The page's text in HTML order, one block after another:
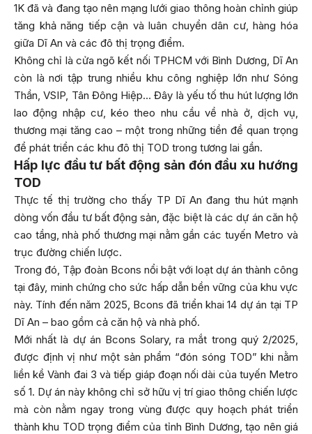
1K đã và đang tạo nên mạng lưới giao thông hoàn chỉnh giúp
tăng khả năng tiếp cận và luân chuyển dân cư, hàng hóa
giữa Dĩ An và các đô thị trọng điểm.
Không chỉ là cửa ngõ kết nối TPHCM với Bình Dương, Dĩ An
còn là nơi tập trung nhiều khu công nghiệp lớn như Sóng
Thần, VSIP, Tân Đông Hiệp… Đây là yếu tố thu hút lượng lớn
lao động nhập cư, kéo theo nhu cầu về nhà ở, dịch vụ,
thương mại tăng cao – một trong những tiền đề quan trọng
để phát triển các khu đô thị TOD trong tương lai gần.
Hấp lực đầu tư bất động sản đón đầu xu hướng
TOD
Thực tế thị trường cho thấy TP Dĩ An đang thu hút mạnh
dòng vốn đầu tư bất động sản, đặc biệt là các dự án căn hộ
cao tầng, nhà phố thương mại nằm gần các tuyến Metro và
trục đường chiến lược.
Trong đó, Tập đoàn Bcons nổi bật với loạt dự án thành công
tại đây, minh chứng cho sức hấp dẫn bền vững của khu vực
này. Tính đến năm 2025, Bcons đã triển khai 14 dự án tại TP
Dĩ An – bao gồm cả căn hộ và nhà phố.
Mới nhất là dự án Bcons Solary, ra mắt trong quý 2/2025,
được định vị như một sản phẩm “đón sóng TOD” khi nằm
liền kề Vành đai 3 và tiếp giáp đoạn nối dài của tuyến Metro
số 1. Dự án này không chỉ sở hữu vị trí giao thông chiến lược
mà còn nằm ngay trong vùng được quy hoạch phát triển
thành khu TOD trọng điểm của tỉnh Bình Dương, tạo nên giá